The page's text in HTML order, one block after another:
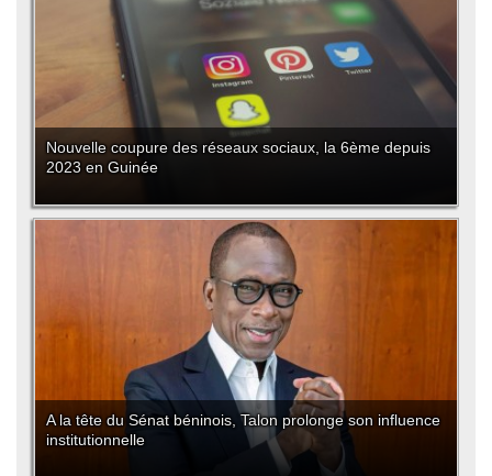
Nouvelle coupure des réseaux sociaux, la 6ème depuis
2023 en Guinée
A la tête du Sénat béninois, Talon prolonge son influence
institutionnelle